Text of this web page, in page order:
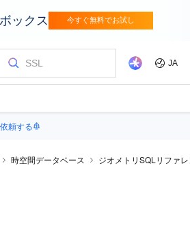
頼する
時空間データベース ジオメトリSQLリファレ